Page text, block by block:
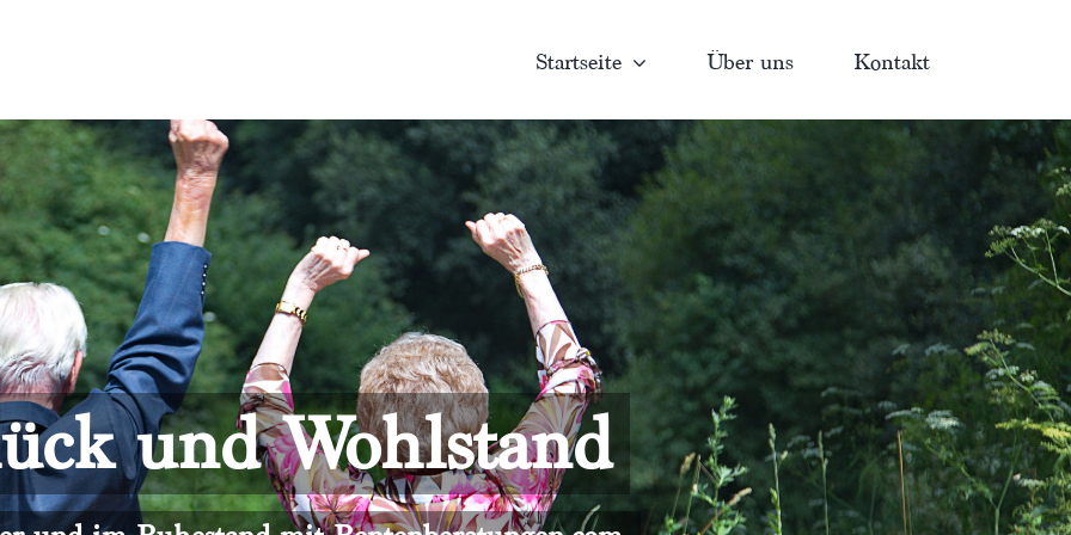
Startseite Über uns Kontakt
und Wohlstand